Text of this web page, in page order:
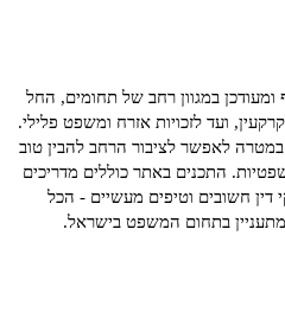
במגוון רחב של תחומים, החל
ועד לזכויות אזרח ומשפט פלילי.
לאפשר לציבור הרחב להבין טוב
התכנים באתר כוללים מדריכים
דין חשובים וטיפים מעשיים - הכל
מתעניין בתחום המשפט בישראל.